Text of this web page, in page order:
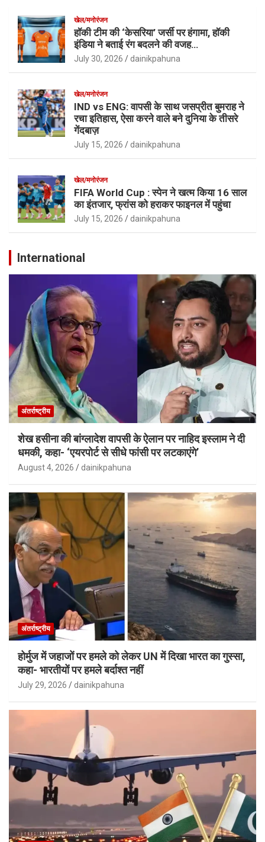
खेल/मनोरंजन
हॉकी टीम की ‘केसरिया’ जर्सी पर हंगामा, हॉकी
इंडिया ने बताई रंग बदलने की वजह…
July 30, 2026 dainikpahuna
खेल/मनोरंजन
IND vs ENG: वापसी के साथ जसप्रीत बुमराह ने
रचा इतिहास, ऐसा करने वाले बने दुनिया के तीसरे
गेंदबाज़
July 15, 2026 dainikpahuna
खेल/मनोरंजन
FIFA World Cup : स्पेन ने खत्म किया 16 साल
का इंतजार, फ्रांस को हराकर फाइनल में पहुंचा
July 15, 2026 dainikpahuna
International
अंतर्राष्ट्रीय
शेख हसीना की बांग्लादेश वापसी के ऐलान पर नाहिद इस्लाम ने दी
धमकी, कहा- ‘एयरपोर्ट से सीधे फांसी पर लटकाएंगे’
August 4, 2026 dainikpahuna
अंतर्राष्ट्रीय
होर्मुज में जहाजों पर हमले को लेकर UN में दिखा भारत का गुस्सा,
कहा- भारतीयों पर हमले बर्दाश्त नहीं
July 29, 2026 dainikpahuna